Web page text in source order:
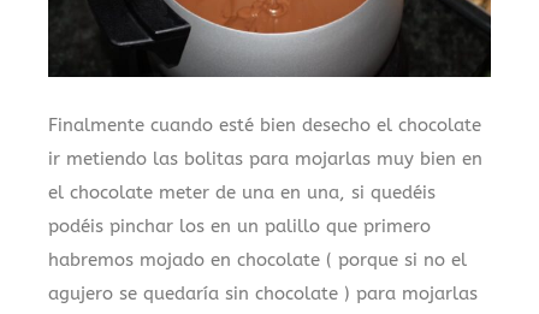
Finalmente cuando esté bien desecho el chocolate
ir metiendo las bolitas para mojarlas muy bien en
el chocolate meter de una en una, si quedéis
podéis pinchar los en un palillo que primero
habremos mojado en chocolate ( porque si no el
agujero se quedaría sin chocolate ) para mojarlas